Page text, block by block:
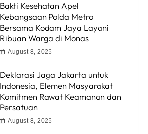
Bakti Kesehatan Apel
Kebangsaan Polda Metro
Bersama Kodam Jaya Layani
Ribuan Warga di Monas
August 8, 2026
Deklarasi Jaga Jakarta untuk
Indonesia, Elemen Masyarakat
Komitmen Rawat Keamanan dan
Persatuan
August 8, 2026